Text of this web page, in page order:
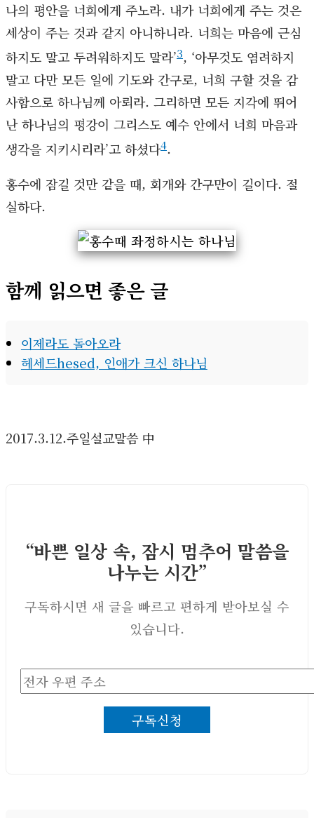
나의 평안을 너희에게 주노라. 내가 너희에게 주는 것은
세상이 주는 것과 같지 아니하니라. 너희는 마음에 근심
하지도 말고 두려워하지도 말라’3, ‘아무것도 염려하지
말고 다만 모든 일에 기도와 간구로, 너희 구할 것을 감
사함으로 하나님께 아뢰라. 그리하면 모든 지각에 뛰어
난 하나님의 평강이 그리스도 예수 안에서 너희 마음과
생각을 지키시리라’고 하셨다4.
홍수에 잠길 것만 같을 때, 회개와 간구만이 길이다. 절
실하다.
함께 읽으면 좋은 글
이제라도 돌아오라
헤세드hesed, 인애가 크신 하나님
2017.3.12.주일설교말씀 中
“바쁜 일상 속, 잠시 멈추어 말씀을
나누는 시간”
구독하시면 새 글을 빠르고 편하게 받아보실 수
있습니다.
전
구독신청